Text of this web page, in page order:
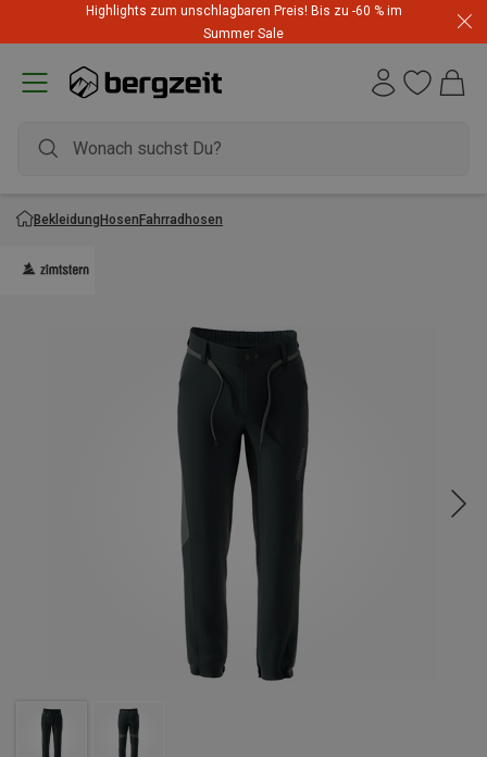
Highlights zum unschlagbaren Preis! Bis zu -60 % im
Summer Sale
BekleidungHosenFahrradhosen